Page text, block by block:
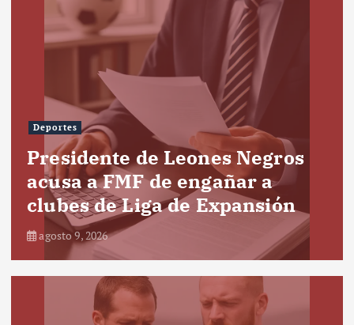
Deportes
Presidente de Leones Negros
acusa a FMF de engañar a
clubes de Liga de Expansión
agosto 9, 2026